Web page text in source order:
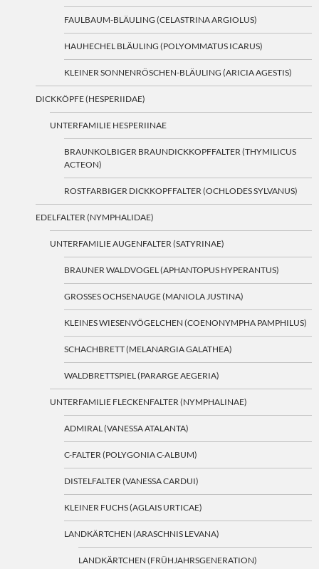
FAULBAUM-BLÄULING (CELASTRINA ARGIOLUS)
HAUHECHEL BLÄULING (POLYOMMATUS ICARUS)
KLEINER SONNENRÖSCHEN-BLÄULING (ARICIA AGESTIS)
DICKKÖPFE (HESPERIIDAE)
UNTERFAMILIE HESPERIINAE
BRAUNKOLBIGER BRAUNDICKKOPFFALTER (THYMILICUS
ACTEON)
ROSTFARBIGER DICKKOPFFALTER (OCHLODES SYLVANUS)
EDELFALTER (NYMPHALIDAE)
UNTERFAMILIE AUGENFALTER (SATYRINAE)
BRAUNER WALDVOGEL (APHANTOPUS HYPERANTUS)
GROSSES OCHSENAUGE (MANIOLA JUSTINA)
KLEINES WIESENVÖGELCHEN (COENONYMPHA PAMPHILUS)
SCHACHBRETT (MELANARGIA GALATHEA)
WALDBRETTSPIEL (PARARGE AEGERIA)
UNTERFAMILIE FLECKENFALTER (NYMPHALINAE)
ADMIRAL (VANESSA ATALANTA)
C-FALTER (POLYGONIA C-ALBUM)
DISTELFALTER (VANESSA CARDUI)
KLEINER FUCHS (AGLAIS URTICAE)
LANDKÄRTCHEN (ARASCHNIS LEVANA)
LANDKÄRTCHEN (FRÜHJAHRSGENERATION)